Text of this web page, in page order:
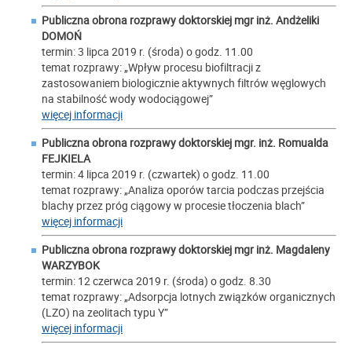
Publiczna obrona rozprawy doktorskiej mgr inż. Andżeliki
DOMOŃ
termin: 3 lipca 2019 r. (środa) o godz. 11.00
temat rozprawy: „Wpływ procesu biofiltracji z
zastosowaniem biologicznie aktywnych filtrów węglowych
na stabilność wody wodociągowej”
więcej informacji
Publiczna obrona rozprawy doktorskiej mgr. inż. Romualda
FEJKIELA
termin: 4 lipca 2019 r. (czwartek) o godz. 11.00
temat rozprawy: „Analiza oporów tarcia podczas przejścia
blachy przez próg ciągowy w procesie tłoczenia blach”
więcej informacji
Publiczna obrona rozprawy doktorskiej mgr inż. Magdaleny
WARZYBOK
termin: 12 czerwca 2019 r. (środa) o godz. 8.30
temat rozprawy: „Adsorpcja lotnych związków organicznych
(LZO) na zeolitach typu Y”
więcej informacji